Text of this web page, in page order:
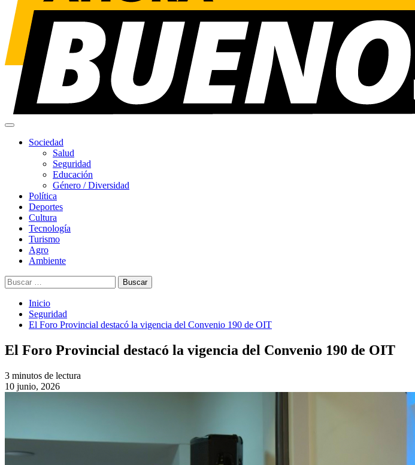
Menú
principalSociedad
Salud
Seguridad
Educación
Género / Diversidad
Política
Deportes
Cultura
Tecnología
Turismo
Agro
Ambiente
Buscar:
Inicio
Seguridad
El Foro Provincial destacó la vigencia del Convenio 190 de OIT
El Foro Provincial destacó la vigencia del Convenio 190 de OIT
3 minutos de lectura
10 junio, 2026